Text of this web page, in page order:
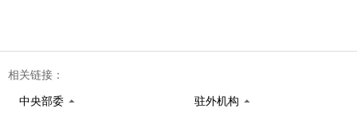
相关链接：
中央部委 驻外机构